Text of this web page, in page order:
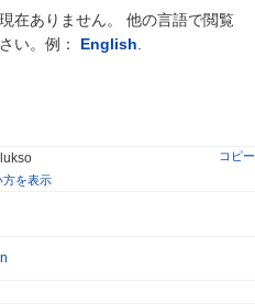
整合性は、ネットワークへの参加
れるステーキング報酬を通じて達
とマルチクライアントの多様性へ
クの全体的なセキュリティフレーム
ンエコシステム全体の課題に関連
ています。これには、規制の監視
在ありません。 他の言語で閲覧
い。例： English
コピー
方を表示